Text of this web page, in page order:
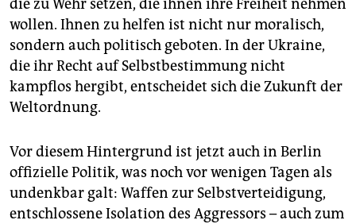
die zu Wehr setzen, die ihnen ihre Freiheit nehmen
wollen. Ihnen zu helfen ist nicht nur moralisch,
sondern auch politisch geboten. In der Ukraine,
die ihr Recht auf Selbstbestimmung nicht
kampflos hergibt, entscheidet sich die Zukunft der
Weltordnung.
Vor diesem Hintergrund ist jetzt auch in Berlin
offizielle Politik, was noch vor wenigen Tagen als
undenkbar galt: Waffen zur Selbstverteidigung,
entschlossene Isolation des Aggressors – auch zum